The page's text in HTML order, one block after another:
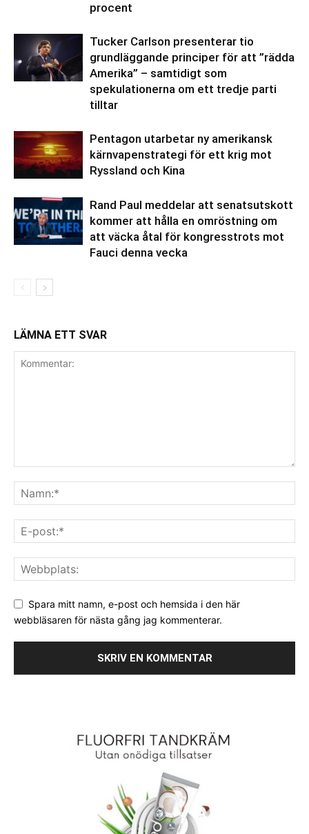
procent
Tucker Carlson presenterar tio
grundläggande principer för att ”rädda
Amerika” – samtidigt som
spekulationerna om ett tredje parti
tilltar
Pentagon utarbetar ny amerikansk
kärnvapenstrategi för ett krig mot
Ryssland och Kina
Rand Paul meddelar att senatsutskott
kommer att hålla en omröstning om
att väcka åtal för kongresstrots mot
Fauci denna vecka
LÄMNA ETT SVAR
Spara mitt namn, e-post och hemsida i den här
webbläsaren för nästa gång jag kommenterar.